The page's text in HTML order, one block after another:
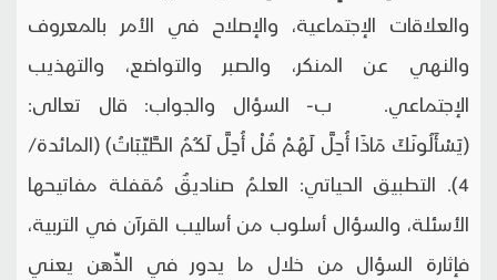
والعلاقات الإجتماعية، والإصلاح في الأمر بالمعروف
والنهي عن المنكر، والصبر والتواضع، والتهذيب
الإجتماعي. ب- السؤال والجواب: قال تعالى:
(يَسْأَلُونَكَ مَاذَا أُحِلَّ لَهُمْ قُلْ أُحِلَّ لَكُمُ الطَّيِّبَاتُ) (المائدة/
4). التطبيق الحياتي: العلمُ صناديقٌ مُقفلة مفاتيحها
الأسئلة، والسؤال أسلوب من أساليب القرآن في التربية،
فإثارة السؤال من خلال ما يدور في الذِّهن يعني